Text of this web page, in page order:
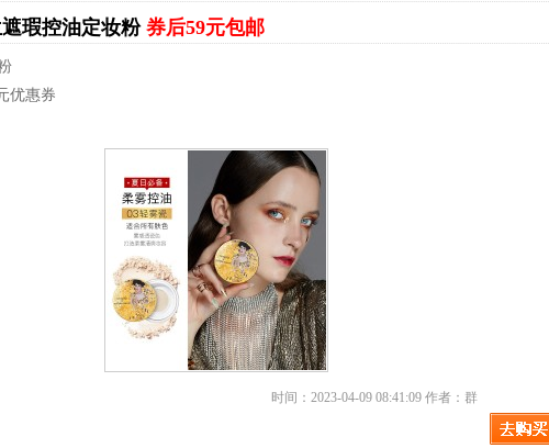
瑕控油定妆粉 券后59元包邮
优惠券
时间：2023-04-09 08:41:09 作者：群
京东优惠券与京东返利红包！